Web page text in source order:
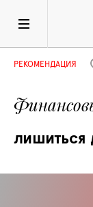
лишиться
РЕКОМЕНДАЦИЯ